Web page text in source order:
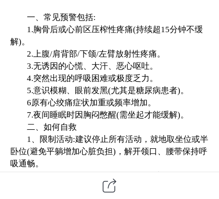
一、常见预警包括:
1.胸骨后或心前区压榨性疼痛(持续超15分钟不缓
解)。
2.上腹/肩背部/下颌/左臂放射性疼痛。
3.无诱因的心慌、大汗、恶心呕吐。
4.突然出现的呼吸困难或极度乏力。
5.意识模糊、眼前发黑(尤其是糖尿病患者)。
6原有心绞痛症状加重或频率增加。
7.夜间睡眠时因胸闷憋醒(需坐起才能缓解)。
二、如何自救
1、限制活动:建议停止所有活动，就地取坐位或半
卧位(避免平躺增加心脏负担)，解开领口、腰带保持呼
吸通畅。
静，不要惊慌，也不要自行去医院。